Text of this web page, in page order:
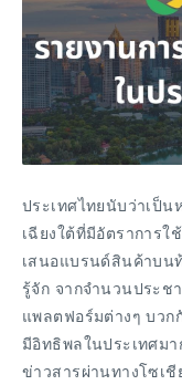
ประเทศไทยนับว่าเป็น
เฉียงใต้ที่มีอัตราการใ
เสนอแบรนด์สินค้าบน
รู้จัก จากจำนวนประช
แพลตฟอร์มต่างๆ บวก
มีอิทธิพลในประเทศม
ข่าวสารผ่านทางโซเชี